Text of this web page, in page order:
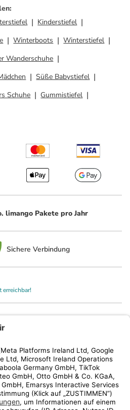
:
Kinderstiefel
Winterboots
Winterstiefel
Wanderschuhe
Süße Babystiefel
Schuhe
Gummistiefel
limango Pakete pro Jahr
Sichere Verbindung
erreichbar!